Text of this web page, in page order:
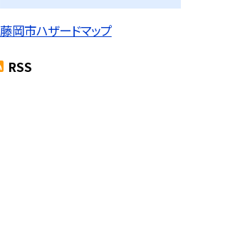
藤岡市ハザードマップ
RSS